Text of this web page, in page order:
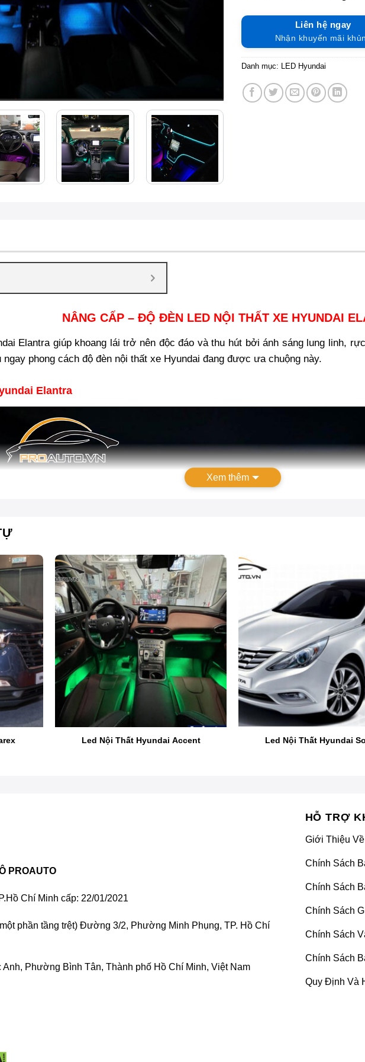
Liên hệ ngay
Nhận khuyến mãi
Danh mục: LED Hyundai
NÂNG CẤP – ĐỘ ĐÈN LED NỘI THẤT XE HYUNDAI
Elantra giúp khoang lái trở nên độc đáo và thu hút bởi ánh sáng lung linh,
phong cách độ đèn nội thất xe Hyundai đang được ưa chuộng này.
Elantra
để trang trí vẻ đẹp ngoại thất, thì đèn LED là thiết bị làm đẹp cho nội thất
mới hoàn hảo cho không gian bên trong xe.
Elantra là sử dụng các loại đèn LED để trang trí nội thất cho xe Hyundai
của chủ xe. Các loại đèn này thường gọi là đèn LED viền nội thất, có
Xem thêm
Led Nội Thất Hyundai Accent Led Nội Thất Hyundai
PROAUTO
Chí Minh cấp: 22/01/2021
phần tầng trệt) Đường 3/2, Phường Minh Phụng, TP. Hồ Chí
Phường Bình Tân, Thành phố Hồ Chí Minh, Việt Nam
HỖ TRỢ
Giới Thiệu
Chính Sách
Chính Sách
Chính Sách
Chính Sách
Chính Sách
Quy Định Và